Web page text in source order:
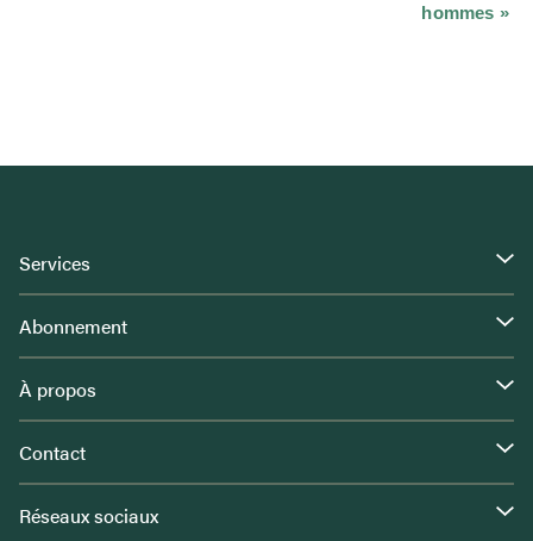
hommes »
Services
Abonnement
À propos
Contact
Réseaux sociaux